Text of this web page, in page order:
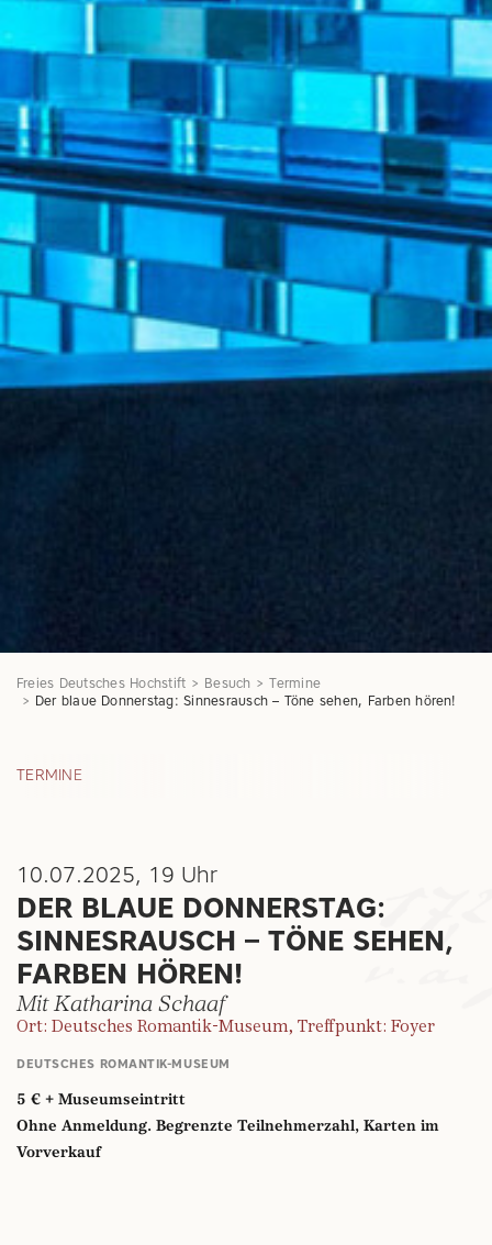
Freies Deutsches Hochstift Besuch
Termine
Der blaue Donnerstag: Sinnesrausch – Töne sehen, Farben hören!
TERMINE
10.07.2025, 19 Uhr
DER BLAUE DONNERSTAG:
SINNESRAUSCH – TÖNE SEHEN,
FARBEN HÖREN!
Mit Katharina Schaaf
Ort: Deutsches Romantik-Museum, Treffpunkt: Foyer
DEUTSCHES ROMANTIK-MUSEUM
5 € + Museumseintritt
Ohne Anmeldung. Begrenzte Teilnehmerzahl, Karten im
Vorverkauf